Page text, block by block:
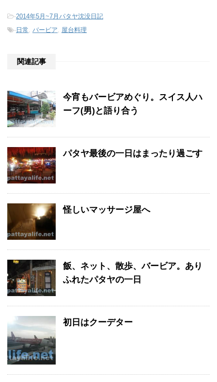
-2014年5月~7月パタヤ沈没日記
-日常 バービア 屋台料理
関連記事
今宵もバービアめぐり。スイス人ハ
ーフ(男)と語り合う
パタヤ最後の一日はまったり過ごす
怪しいマッサージ屋へ
飯、ネット、散歩、バービア。あり
ふれたパタヤの一日
初日はクーデター